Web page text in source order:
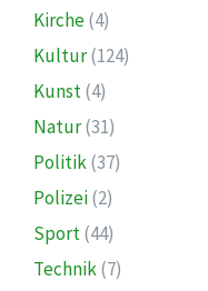
Kirche(4)
Kultur(124)
Kunst(4)
Natur(31)
Politik(37)
Polizei(2)
Sport(44)
Technik(7)